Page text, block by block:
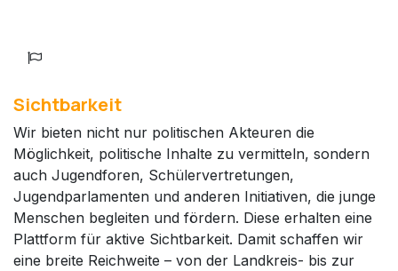
Sichtbarkeit
Wir bieten nicht nur politischen Akteuren die
Möglichkeit, politische Inhalte zu vermitteln, sondern
auch Jugendforen, Schülervertretungen,
Jugendparlamenten und anderen Initiativen, die junge
Menschen begleiten und fördern. Diese erhalten eine
Plattform für aktive Sichtbarkeit. Damit schaffen wir
eine breite Reichweite – von der Landkreis- bis zur